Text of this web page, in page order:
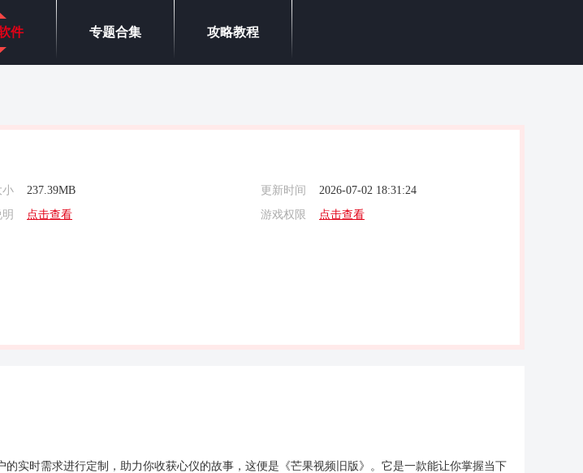
件 专题合集 攻略教程
小 237.39MB 更新时间
2026-07-02 18:31:24
点击查看 游戏权限 点击查看
的实时需求进行定制，助力你收获心仪的故事，这便是《芒果视频旧版》。它是一款能让你掌握当下